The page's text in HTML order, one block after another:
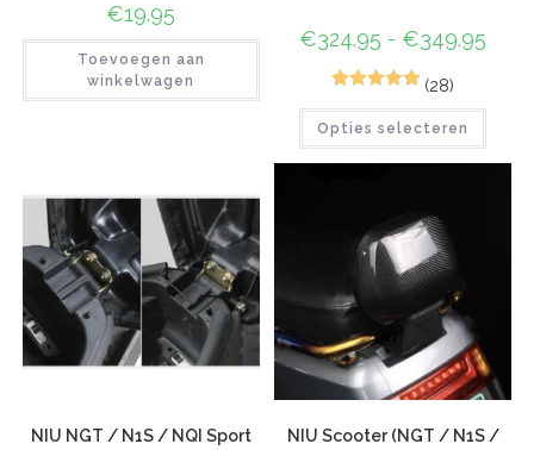
€19.95
Toevoegen aan
winkelwagen
€324.95 - €349.95
d4.96op 5
n
(28)
Opties selecteren
NIU NGT / N1S / NQI Sport
NIU Scooter (NGT / N1S /